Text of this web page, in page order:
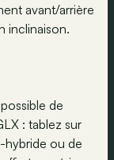
avant/arrière
inclinaison.
de
: tablez sur
ou de